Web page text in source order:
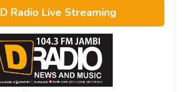
D Radio Live Streaming